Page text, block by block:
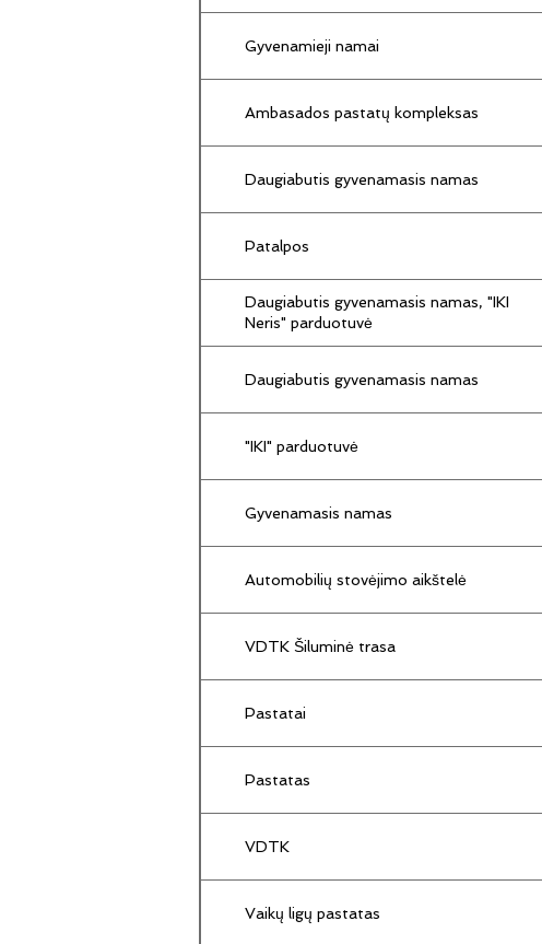
Gyvenamieji namai
Ambasados pastatų kompleksas
Daugiabutis gyvenamasis namas
Patalpos
Daugiabutis gyvenamasis namas, "IKI
Neris" parduotuvė
Daugiabutis gyvenamasis namas
"IKI" parduotuvė
Gyvenamasis namas
Automobilių stovėjimo aikštelė
VDTK Šiluminė trasa
Pastatai
Pastatas
VDTK
Vaikų ligų pastatas